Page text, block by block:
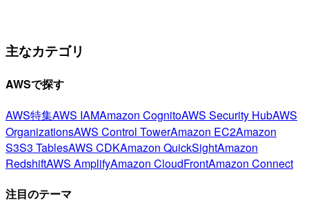
主なカテゴリ
AWSで探す
AWS特集AWS IAMAmazon CognitoAWS Security HubAWS
OrganizationsAWS Control TowerAmazon EC2Amazon
S3S3 TablesAWS CDKAmazon QuickSightAmazon
RedshiftAWS AmplifyAmazon CloudFrontAmazon Connect
注目のテーマ